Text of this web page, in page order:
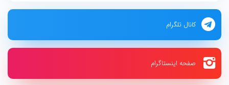
کانال تلگرام
صفحه اینستاگرام